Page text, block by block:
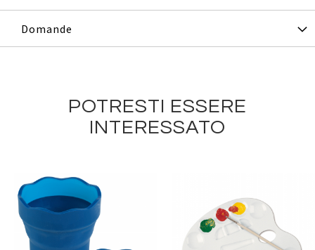
Domande
POTRESTI ESSERE
INTERESSATO